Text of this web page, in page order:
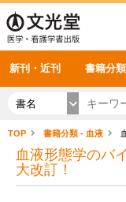
新刊・近刊 書籍分類
感染症 老
呼吸器
循環器
雑誌投稿規定
理学療法
雑誌案内・年間購読
電子書籍
電子雑誌
書籍「データに基づく臨
書籍「眼手術学」WEB動
書籍「神経症候学 II 改
新刊一覧
今後の発行予定
書名
TOP 書籍分類 - 血液
血液形態学のバ
大改訂！